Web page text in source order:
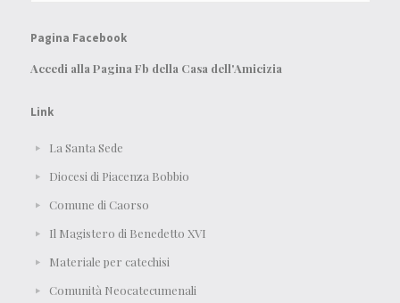
Pagina Facebook
Accedi alla Pagina Fb della Casa dell'Amicizia
Link
La Santa Sede
Diocesi di Piacenza Bobbio
Comune di Caorso
Il Magistero di Benedetto XVI
Materiale per catechisi
Comunità Neocatecumenali